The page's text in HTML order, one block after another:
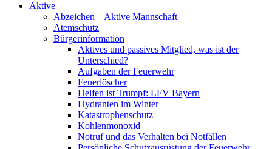
Aktive
Abzeichen – Aktive Mannschaft
Atemschutz
Bürgerinformation
Aktives und passives Mitglied, was ist der
Unterschied?
Aufgaben der Feuerwehr
Feuerlöscher
Helfen ist Trumpf: LFV Bayern
Hydranten im Winter
Katastrophenschutz
Kohlenmonoxid
Notruf und das Verhalten bei Notfällen